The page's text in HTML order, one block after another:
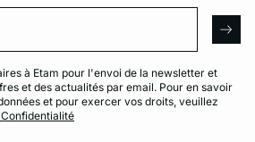
à Etam pour l'envoi de la newsletter et
et des actualités par email. Pour en savoir
et pour exercer vos droits, veuillez